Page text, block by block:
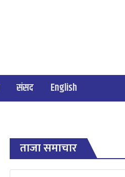
संसद English
ताजा समाचार